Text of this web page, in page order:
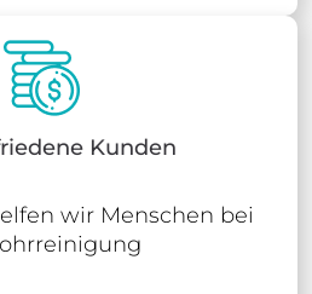
Kunden
wir Menschen bei